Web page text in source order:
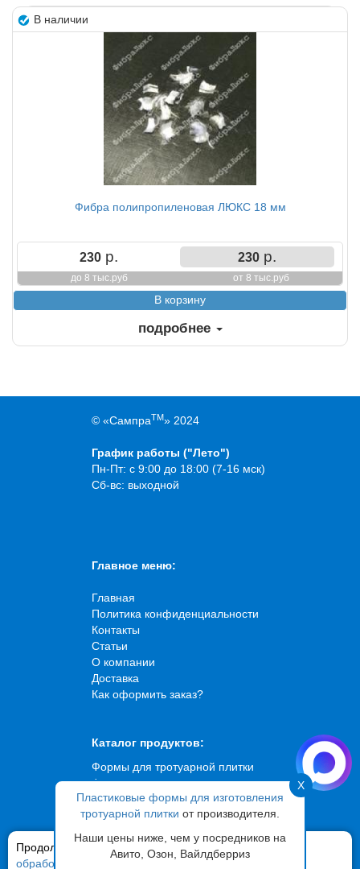
X
Пластиковые формы для изготовления
тротуарной плитки от производителя.
Наши цены ниже, чем у посредников на
Авито, Озон, Вайлдберриз
В наличии
Фибра полипропиленовая ЛЮКС 18 мм
230 р.
до 8 тыс.руб
230р.
от 8 тыс.руб
подробнее
© «СампраTM» 2024
График работы ("Лето")
Пн-Пт: с 9:00 до 18:00 (7-16 мск)
Сб-вс: выходной
Главное меню:
Главная
Политика конфиденциальности
Контакты
Статьи
О компании
Доставка
Как оформить заказ?
Каталог продуктов:
Формы для тротуарной плитки
Формы для искусственного
камня
Формы для брусчатки
Формы для фасадной плитки
Вибростолы
Продолжая использовать сайт,вы соглашаетесь на
обработку ваших персональных данных и файлов